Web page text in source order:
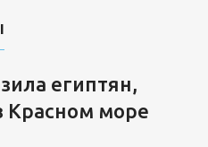
египтян,
Красном море